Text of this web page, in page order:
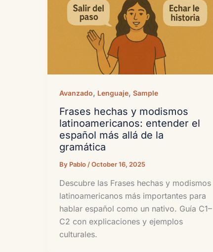
Avanzado, Lenguaje, Sample
Frases hechas y modismos
latinoamericanos: entender el
español más allá de la
gramática
By Pablo /October 16, 2025
Descubre las Frases hechas y modismos
latinoamericanos más importantes para
hablar español como un nativo. Guía C1–
C2 con explicaciones y ejemplos
culturales.